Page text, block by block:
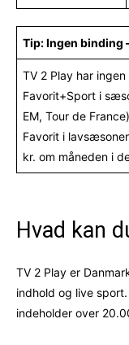
Tip: Ingen binding
TV 2 Play har
Favorit+Sport i
EM, Tour de
Favorit i
kr. om måneden i
Hvad kan
TV 2 Play er
indhold og live
indeholder over